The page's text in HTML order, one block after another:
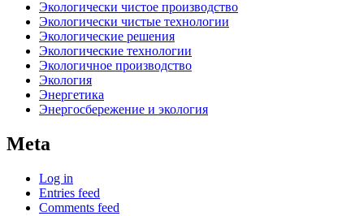
Экологически чистое производство
Экологически чистые технологии
Экологические решения
Экологические технологии
Экологичное производство
Экология
Энергетика
Энергосбережение и экология
Meta
Log in
Entries feed
Comments feed